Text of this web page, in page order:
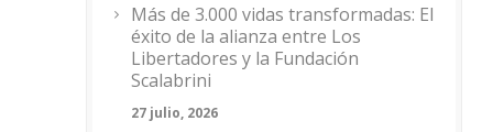
Más de 3.000 vidas transformadas: El
éxito de la alianza entre Los
Libertadores y la Fundación
Scalabrini
27 julio, 2026